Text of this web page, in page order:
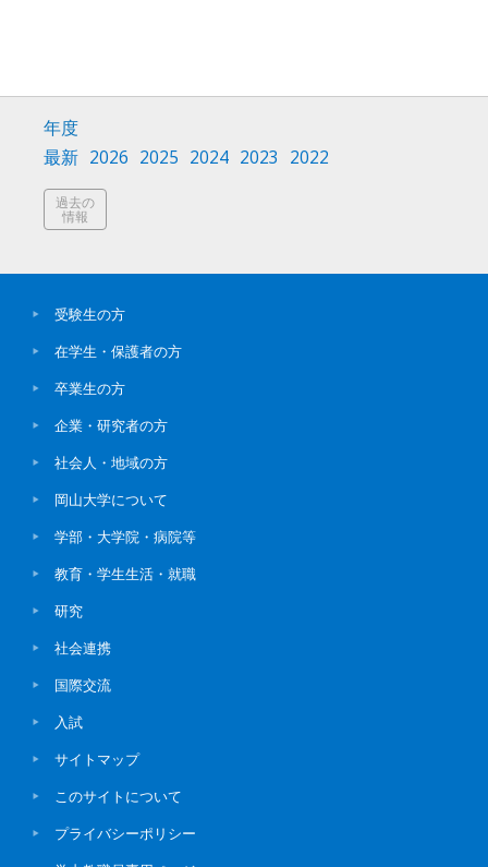
年度
最新 2026 2025 2024 2023 2022
過去の
情報
受験生の方
在学生・保護者の方
卒業生の方
企業・研究者の方
社会人・地域の方
岡山大学について
学部・大学院・病院等
教育・学生生活・就職
研究
社会連携
国際交流
入試
サイトマップ
このサイトについて
プライバシーポリシー